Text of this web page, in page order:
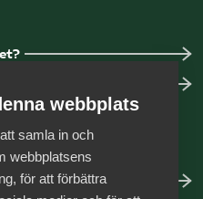
webbplats
samla in och
webbplatsens
för att förbättra